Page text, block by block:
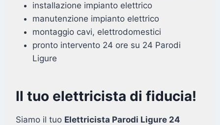
installazione impianto elettrico
manutenzione impianto elettrico
montaggio cavi, elettrodomestici
pronto intervento 24 ore su 24 Parodi
Ligure
Il tuo elettricista di fiducia!
Siamo il tuo Elettricista Parodi Ligure 24